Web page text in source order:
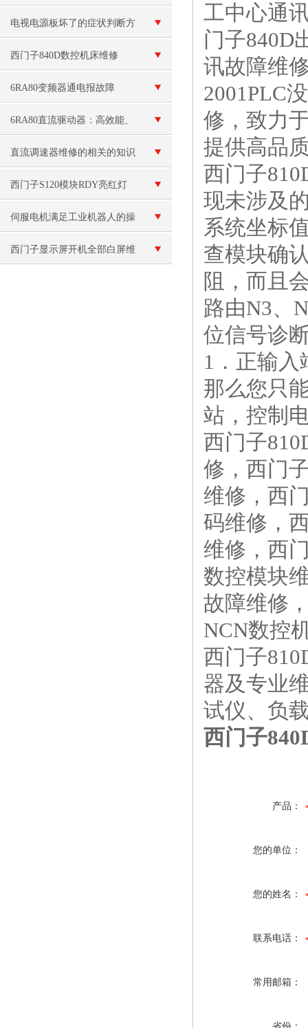
闸维修（所有故障现场检测）
电视电源板坏了的症状判断方
法
西门子840D数控机床维修
6RA80变频器通电报故障
F60100
6RA80直流驱动器：高效能、
稳定可靠的直流驱动解决方案
直流调速器维修的相关的知识
西门子S120模块RDY亮红灯
伺服电机满足工业机器人的操
作需要哪些条件？
西门子显示屏开机全部白屏维
工中心通
门子840D
讯故障维
2001PLC
修，致力
提供高品
西门子
现未涉及
系统坐标
查模块确
阻，而且
路由N3、
位信号诊
1．正输
那么您只
站，控制
西门子
修，西门
维修，西
码维修，
维修，西
数控模块
故障维修
NCN数控
西门子
器及专业
试仪、负
西门子
产品：
您的单位：
您的姓名：
联系电话：
常用邮箱：